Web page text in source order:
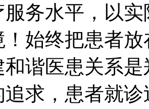
服务水平，以
！始终把患者
和谐医患关系
追求，患者就